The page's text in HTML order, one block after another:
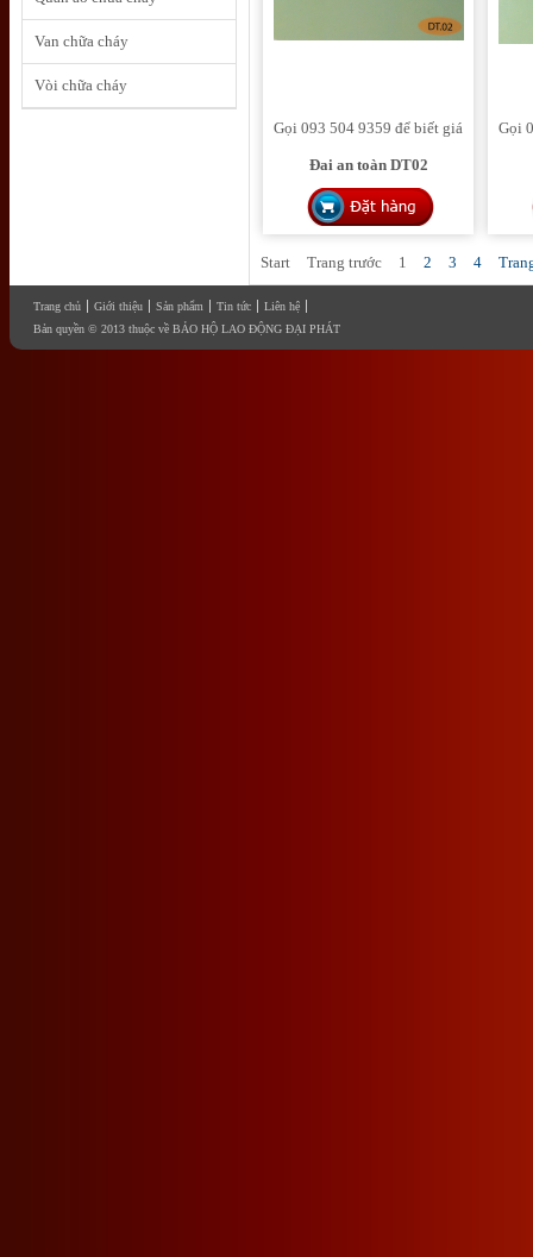
Van chữa cháy
Vòi chữa cháy
Gọi 093 504 9359 để biết giá
Đai an toàn DT02
Gọi
Start Trang trước 1 2 3 4
Trang chủ Giới thiệu Sản phẩm Tin tức
Liên hệ
Bản quyền © 2013 thuộc về BẢO HỘ LAO ĐỘNG ĐẠI PHÁT